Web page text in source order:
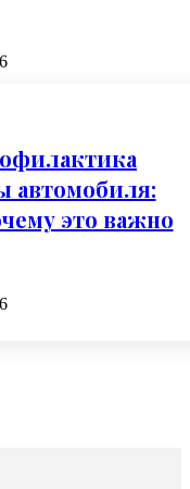
автомобиля:
это важно